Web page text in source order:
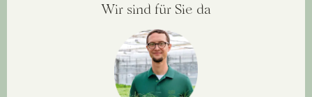
Wir sind für Sie da